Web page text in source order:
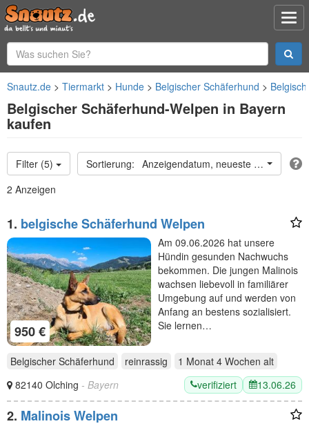
Snautz.de Tiermarkt Hunde Belgischer Schäferhund
Belgischer Schäferhund-Welpen in Bayern
kaufen
Filter (5)
Anzeigendatum, neueste oben
2 Anzeigen
1. belgische Schäferhund Welpen
950 €
Am 09.06.2026 hat unsere
Hündin gesunden Nachwuchs
bekommen. Die jungen Malinois
wachsen liebevoll in familiärer
Umgebung auf und werden von
Anfang an bestens sozialisiert.
Sie lernen…
Belgischer Schäferhund reinrassig 1 Monat 4 Wochen alt
82140 Olching - Bayern verifiziert 13.06.26
2. Malinois Welpen